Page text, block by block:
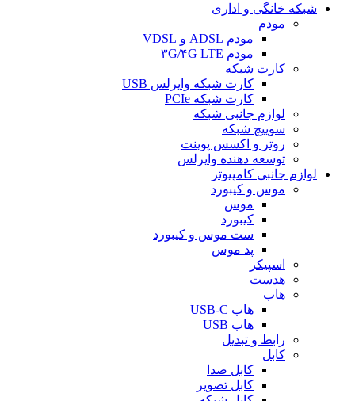
شبکه خانگی و اداری
مودم
مودم ADSL و VDSL
مودم ۳G/۴G LTE
کارت شبکه
کارت شبکه وایرلس USB
کارت شبکه PCIe
لوازم جانبی شبکه
سوییچ شبکه
روتر و اکسس پوینت
توسعه دهنده وایرلس
لوازم جانبی کامپیوتر
موس و کیبورد
موس
کیبورد
ست موس و کیبورد
پد موس
اسپیکر
هدست
هاب
هاب USB-C
هاب USB
رابط و تبدیل
کابل
کابل صدا
کابل تصویر